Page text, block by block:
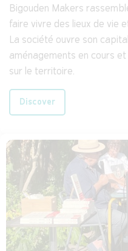
Bigouden Makers
faire vivre des lieux de vie
La société ouvre son
aménagements en cours
sur le territoire.
Discover